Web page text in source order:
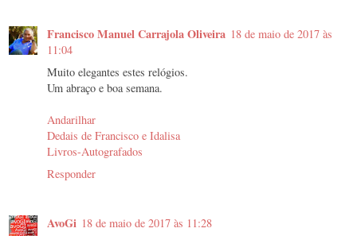
Francisco Manuel Carrajola Oliveira 18 de maio de 2017 às
11:04
Muito elegantes estes relógios.
Um abraço e boa semana.
Andarilhar
Dedais de Francisco e Idalisa
Livros-Autografados
Responder
AvoGi 18 de maio de 2017 às 11:28